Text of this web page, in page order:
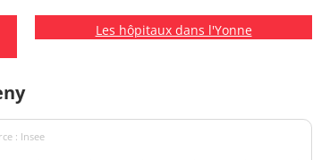
Les hôpitaux dans l'Yonne
: Insee